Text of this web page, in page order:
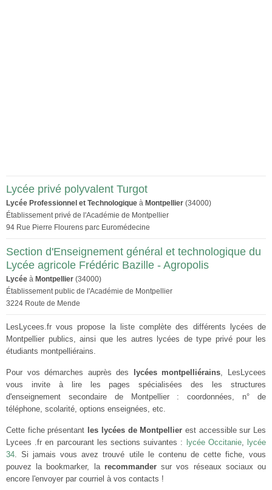
Lycée privé polyvalent Turgot
Lycée Professionnel et Technologique à Montpellier (34000)
Établissement privé de l'Académie de Montpellier
94 Rue Pierre Flourens parc Euromédecine
Section d'Enseignement général et technologique du
Lycée agricole Frédéric Bazille - Agropolis
Lycée à Montpellier (34000)
Établissement public de l'Académie de Montpellier
3224 Route de Mende
LesLycees.fr vous propose la liste complète des différents lycées de
Montpellier publics, ainsi que les autres lycées de type privé pour les
étudiants montpelliérains.
Pour vos démarches auprès des lycées montpelliérains, LesLycees
vous invite à lire les pages spécialisées des les structures
d'enseignement secondaire de Montpellier : coordonnées, n° de
téléphone, scolarité, options enseignées, etc.
Cette fiche présentant les lycées de Montpellier est accessible sur Les
Lycees .fr en parcourant les sections suivantes :
lycée Occitanie, lycée
34. Si jamais vous avez trouvé utile le contenu de cette fiche, vous
pouvez la bookmarker, la recommandersur vos réseaux sociaux ou
encore l'envoyer par courriel à vos contacts !